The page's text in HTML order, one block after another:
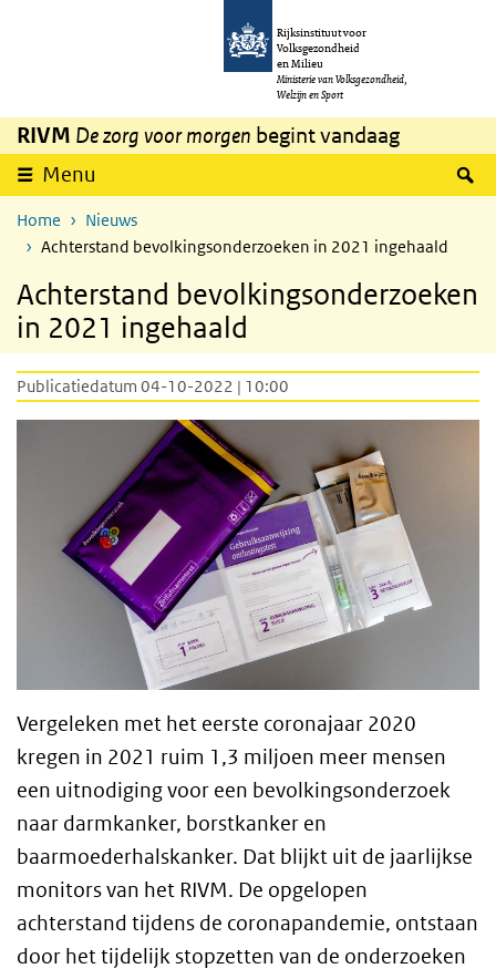
Overslaan en naar de inhoud gaan
Rijksinstituut voor
Volksgezondheid
en Milieu
Ministerie van Volksgezondheid,
Welzijn en Sport
RIVM De zorg voor morgen begint vandaag
Menu
Home
Nieuws
Achterstand bevolkingsonderzoeken in 2021 ingehaald
Achterstand bevolkingsonderzoeken
in 2021 ingehaald
Publicatiedatum 04-10-2022 | 10:00
Vergeleken met het eerste coronajaar 2020
kregen in 2021 ruim 1,3 miljoen meer mensen
een uitnodiging voor een bevolkingsonderzoek
naar darmkanker, borstkanker en
baarmoederhalskanker. Dat blijkt uit de jaarlijkse
monitors van het RIVM. De opgelopen
achterstand tijdens de coronapandemie, ontstaan
door het tijdelijk stopzetten van de onderzoeken